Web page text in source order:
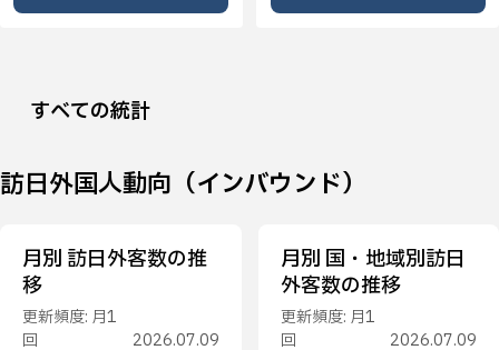
すべての統計
訪日外国人動向（インバウンド）
月別 訪日外客数の推
移
更新頻度: 月1
回
2026.07.09
月別 国・地域別訪日
外客数の推移
更新頻度: 月1
回
2026.07.09